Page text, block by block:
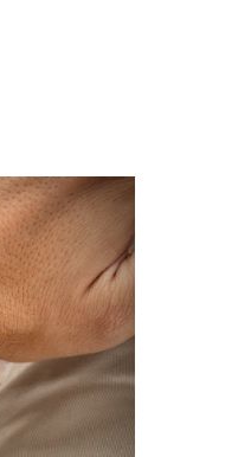
后服务中心（需提前预约）
需提前预约）
玑售后服务中心（需提前预
约）
需提前预约）
提前预约）
前预约）
前预约）
提前预约）
宝玑售后服务中心（需提前
需提前预约）